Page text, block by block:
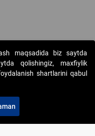
auksionlarni tashkil etish"
11
maqsadida biz saytda
qolishingiz, maxfiylik
shartlarini qabul